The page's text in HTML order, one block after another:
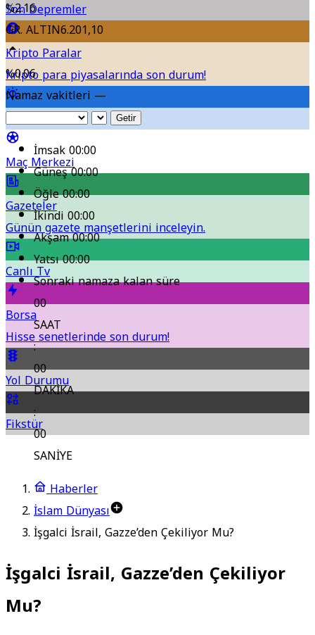
Son Depremler
Kripto Paralar
Kripto para piyasalarında son durum!
Hava Durumu
Maç Merkezi
Gazeteler
Günün gazete manşetlerini inceleyin.
Canlı Tv
Borsa
Hisse senetlerinde son durum!
Yol Durumu
Fikstür
finanse edecek?
%2.16
GR. ALTIN6.201,10
%0.06
Namaz vakitleri —
Getir
İmsak00:00
Güneş00:00
Öğle00:00
İkindi00:00
Akşam00:00
Yatsı00:00
Sonraki namaza kalan süre
00
SAAT
:
00
DAKİKA
:
00
SANİYE
Haberler
İslam Dünyası
İşgalci İsrail, Gazze’den Çekiliyor Mu?
İşgalci İsrail, Gazze’den Çekiliyor
Mu?